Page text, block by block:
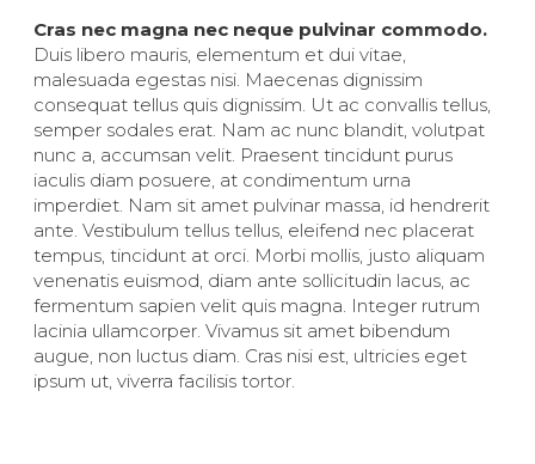
Cras nec magna nec neque pulvinar commodo.
Duis libero mauris, elementum et dui vitae,
malesuada egestas nisi. Maecenas dignissim
consequat tellus quis dignissim. Ut ac convallis tellus,
semper sodales erat. Nam ac nunc blandit, volutpat
nunc a, accumsan velit. Praesent tincidunt purus
iaculis diam posuere, at condimentum urna
imperdiet. Nam sit amet pulvinar massa, id hendrerit
ante. Vestibulum tellus tellus, eleifend nec placerat
tempus, tincidunt at orci. Morbi mollis, justo aliquam
venenatis euismod, diam ante sollicitudin lacus, ac
fermentum sapien velit quis magna. Integer rutrum
lacinia ullamcorper. Vivamus sit amet bibendum
augue, non luctus diam. Cras nisi est, ultricies eget
ipsum ut, viverra facilisis tortor.